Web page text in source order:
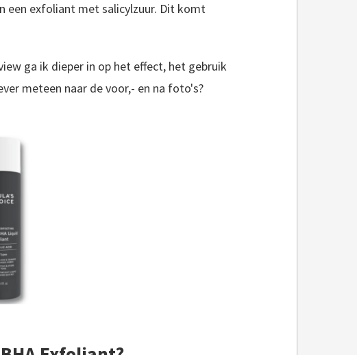
een exfoliant met salicylzuur. Dit komt
ga ik dieper in op het effect, het gebruik
meteen naar de voor,- en na foto's?